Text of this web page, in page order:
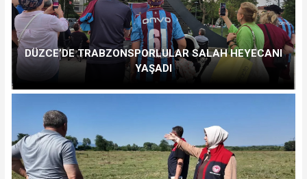
DÜZCE’DE TRABZONSPORLULAR SALAH HEYECANI
YAŞADI